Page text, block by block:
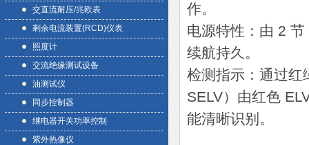
交直流耐压/兆欧表
剩余电流装置(RCD)仪表
照度计
交流绝缘测试设备
油测试仪
同步控制器
继电器开关功率控制
紫外热像仪
作。
电源特性：由 2
续航持久。
检测指示：通过红
SELV）由红色
能清晰识别。